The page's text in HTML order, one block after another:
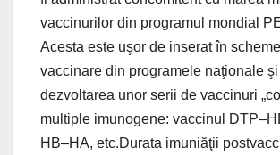
vaccinurilor din programul mondial
Acesta este uşor de inserat în
vaccinare din programele naţionale
dezvoltarea unor serii de vaccinuri
multiple imunogene: vaccinul
HB–HA, etc.Durata imuniăţii